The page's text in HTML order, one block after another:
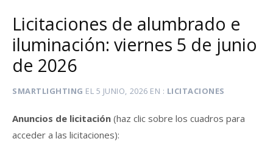
Licitaciones de alumbrado e
iluminación: viernes 5 de junio
de 2026
SMARTLIGHTING EL 5 JUNIO, 2026 EN LICITACIONES
Anuncios de licitación (haz clic sobre los cuadros para
acceder a las licitaciones):